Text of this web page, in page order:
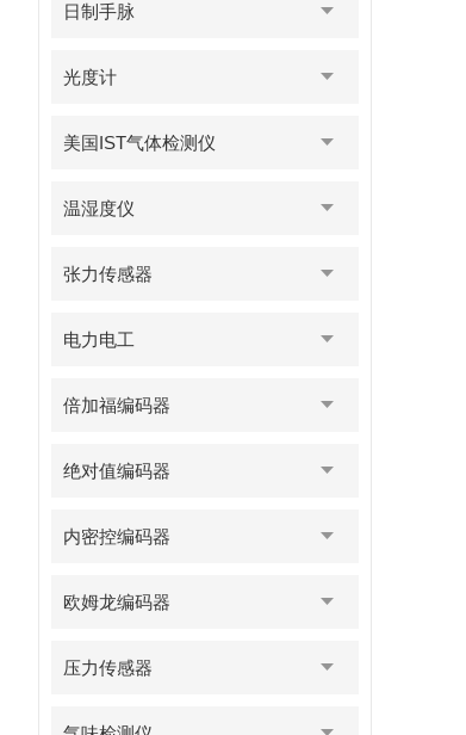
日制手脉
光度计
美国IST气体检测仪
温湿度仪
张力传感器
电力电工
倍加福编码器
绝对值编码器
内密控编码器
欧姆龙编码器
压力传感器